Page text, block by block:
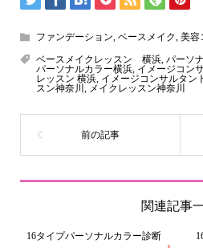
ファンデーション, ベースメイク, 美容
ベースメイクレッスン 横浜, パーソ
パーソナルカラー横浜, イメージコン
レッスン 横浜, イメージコンサルタン
スン神奈川 , メイクレッスン神奈川
関連記事
16タイプパーソナルカラー診断